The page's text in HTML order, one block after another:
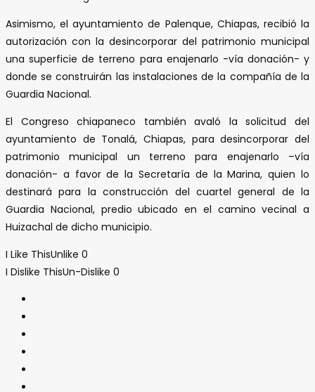
Asimismo, el ayuntamiento de Palenque, Chiapas, recibió la
autorización con la desincorporar del patrimonio municipal
una superficie de terreno para enajenarlo -vía donación- y
donde se construirán las instalaciones de la compañía de la
Guardia Nacional.
El Congreso chiapaneco también avaló la solicitud del
ayuntamiento de Tonalá, Chiapas, para desincorporar del
patrimonio municipal un terreno para enajenarlo –vía
donación- a favor de la Secretaría de la Marina, quien lo
destinará para la construcción del cuartel general de la
Guardia Nacional, predio ubicado en el camino vecinal a
Huizachal de dicho municipio.
I Like ThisUnlike 0
I Dislike ThisUn-Dislike 0